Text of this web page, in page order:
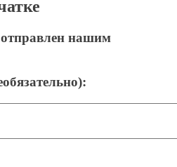
отправлен нашим